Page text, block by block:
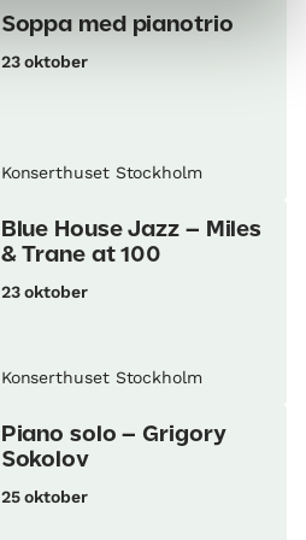
Soppa med pianotrio
23 oktober
Konserthuset Stockholm
Blue House Jazz – Miles
& Trane at 100
23 oktober
Konserthuset Stockholm
Piano solo – Grigory
Sokolov
25 oktober